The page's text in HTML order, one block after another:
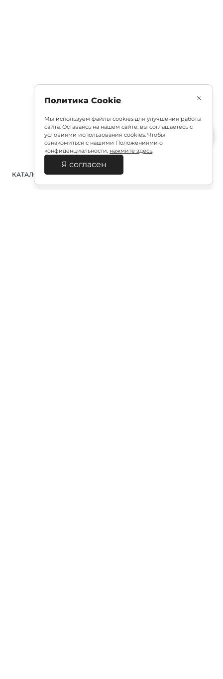
КАТАЛОГ ПОИСК
Политика Cookie
Мы используем файлы cookies для улучшения работы
сайта. Оставаясь на нашем сайте, вы соглашаетесь с
условиями использования cookies. Чтобы
ознакомиться с нашими Положениями о
конфиденциальности, нажмите здесь.
Я согласен